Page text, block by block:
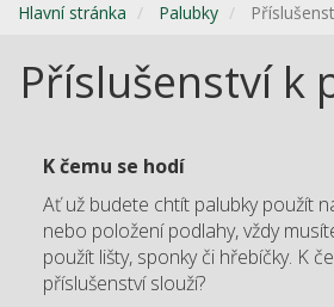
Hlavní stránka Palubky
Příslušenství k
K čemu se hodí
Ať už budete chtít palubky použít
nebo položení podlahy, vždy
použít lišty, sponky či hřebíčky. K
příslušenství slouží?